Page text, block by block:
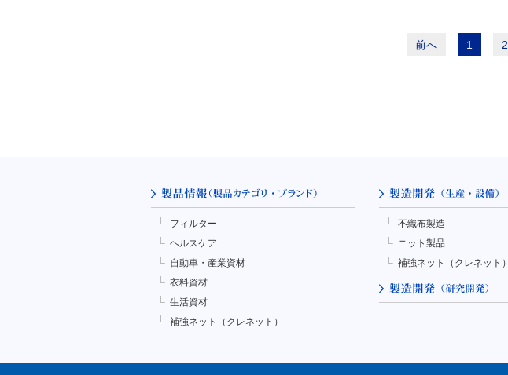
前へ 1 2
フィルター
ヘルスケア
自動車・産業資材
衣料資材
生活資材
補強ネット（クレネット）
不織布製造
ニット製品
補強ネット（クレネット）